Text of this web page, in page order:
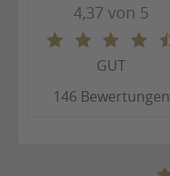
4,37 von 5
GUT
146 Bewertungen